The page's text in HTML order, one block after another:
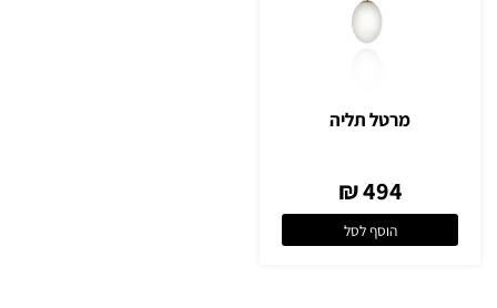
מרטל תליה
494 ₪
הוסף לסל